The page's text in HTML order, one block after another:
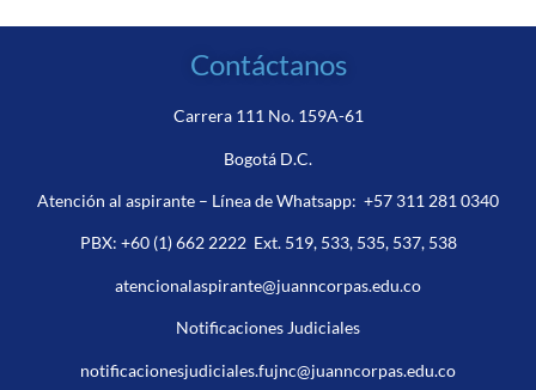
Contáctanos
Carrera 111 No. 159A-61
Bogotá D.C.
Atención al aspirante – Línea de Whatsapp: +57 311 281 0340
PBX: +60 (1) 662 2222Ext. 519, 533, 535, 537, 538
atencionalaspirante@juanncorpas.edu.co
Notificaciones Judiciales
notificacionesjudiciales.fujnc@juanncorpas.edu.co